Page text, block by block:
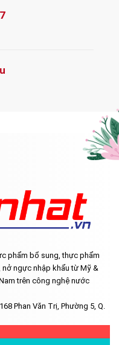
phẩm bổ sung, thực phẩm
ngực nhập khẩu từ Mỹ &
trên công nghệ nước
Phan Văn Trị, Phường 5, Q.